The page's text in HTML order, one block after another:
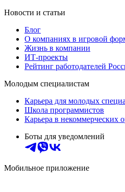
Новости и статьи
Блог
О компаниях в игровой
Жизнь в компании
ИТ-проекты
Рейтинг работодателей
Молодым специалистам
Карьера для молодых
Школа программистов
Карьера в некоммерческих
Боты для уведомлений
Мобильное приложение